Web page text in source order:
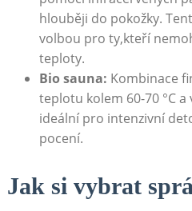
hlouběji do pokožky.
volbou pro ty,kteří
teploty.
Bio sauna: Kombinace
teplotu kolem 60-70 °C
ideální pro intenzivní
pocení.
Jak si vybrat